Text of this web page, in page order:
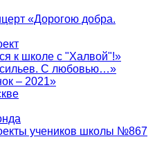
«Дорогою добра.
к школе с "Халвой"!»
С любовью…»
– 2021»
учеников школы №867